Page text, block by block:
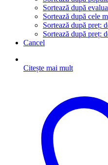
Sortează după
Sortează după cele
Sortează după preț:
Sortează după preț:
Cancel
Citește mai mult